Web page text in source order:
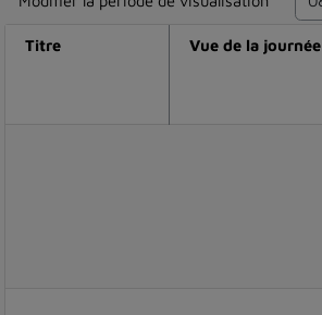
Titre Vue de la journée